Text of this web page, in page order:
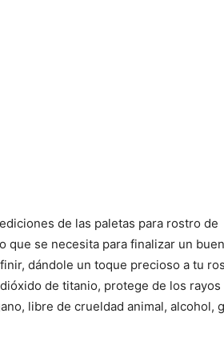
de las paletas para rostro de
que se necesita para finalizar un buen
dándole un toque precioso a tu
de titanio, protege de los rayos
libre de crueldad animal, alcohol,